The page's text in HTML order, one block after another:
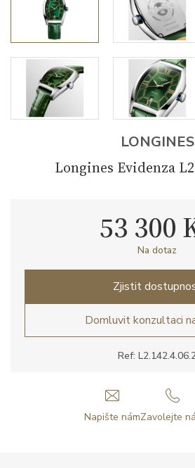
LONGINES
Longines Evidenza
Ref:
53 300
Na dotaz
Zjistit
Domluvit konzultaci
Napište námZavolejte